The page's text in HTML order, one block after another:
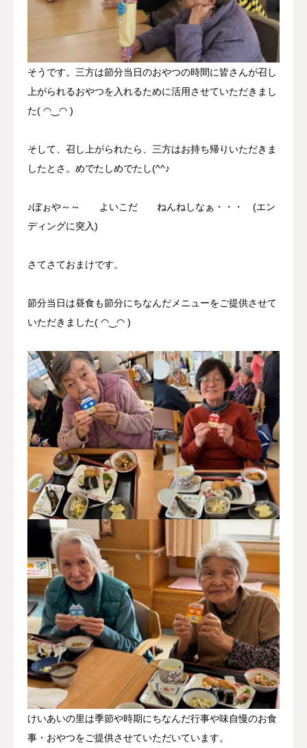
そうです。三方は節分当日のおやつの時間に皆さんが召し
上がられるおやつを入れるために活用させていただきまし
た( ◠‿◠ )
そして、召し上がられたら、三方はお持ち帰りいただきま
したとさ。めでたしめでたし(^^♪
♪ぼぉや～～ よいこだ ねんねしなぁ・・・ (エン
ディングに突入)
さてさておまけです。
節分当日は昼食も節分にちなんだメニューをご提供させて
いただきました( ◠‿◠ )
けいあいの里は季節や時期にちなんだ行事や味自慢のお食
事・おやつをご提供させていただいています。